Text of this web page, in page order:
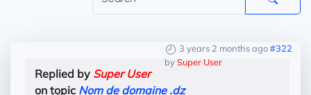
3 years 2 months ago#322
bySuper User
Replied by Super User
on topic Nom de domaine .dz